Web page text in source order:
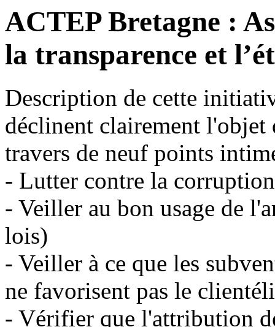
ACTEP Bretagne :
la transparence et
Description de cette
déclinent clairement l'objet
travers de neuf points
- Lutter contre la
- Veiller au bon usage de
lois)
- Veiller à ce que les
ne favorisent pas le
- Vérifier que l'attribution